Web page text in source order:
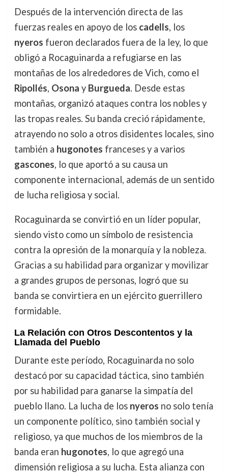
Después de la intervención directa de las
fuerzas reales en apoyo de los cadells, los
nyeros fueron declarados fuera de la ley, lo que
obligó a Rocaguinarda a refugiarse en las
montañas de los alrededores de Vich, como el
Ripollés, Osona y Burgueda. Desde estas
montañas, organizó ataques contra los nobles y
las tropas reales. Su banda creció rápidamente,
atrayendo no solo a otros disidentes locales, sino
también a hugonotes franceses y a varios
gascones, lo que aportó a su causa un
componente internacional, además de un sentido
de lucha religiosa y social.
Rocaguinarda se convirtió en un líder popular,
siendo visto como un símbolo de resistencia
contra la opresión de la monarquía y la nobleza.
Gracias a su habilidad para organizar y movilizar
a grandes grupos de personas, logró que su
banda se convirtiera en un ejército guerrillero
formidable.
La Relación con Otros Descontentos y la
Llamada del Pueblo
Durante este período, Rocaguinarda no solo
destacó por su capacidad táctica, sino también
por su habilidad para ganarse la simpatía del
pueblo llano. La lucha de los nyeros no solo tenía
un componente político, sino también social y
religioso, ya que muchos de los miembros de la
banda eran hugonotes, lo que agregó una
dimensión religiosa a su lucha. Esta alianza con